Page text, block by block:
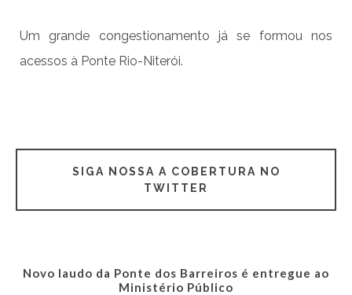
Um grande congestionamento já se formou nos
acessos à Ponte Rio-Niterói.
SIGA NOSSA A COBERTURA NO
TWITTER
Novo laudo da Ponte dos Barreiros é entregue ao
Ministério Público